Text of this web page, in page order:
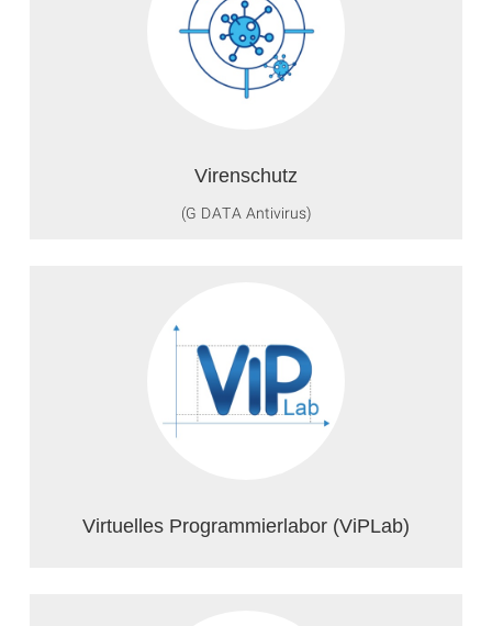
Virenschutz
(G DATA Antivirus)
Virtuelles Programmierlabor (ViPLab)